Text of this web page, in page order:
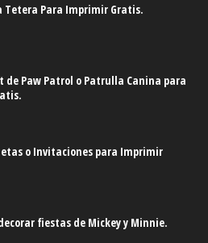
Tetera Para Imprimir Gratis.
de Paw Patrol o Patrulla Canina para
o Invitaciones para Imprimir
fiestas de Mickey y Minnie.